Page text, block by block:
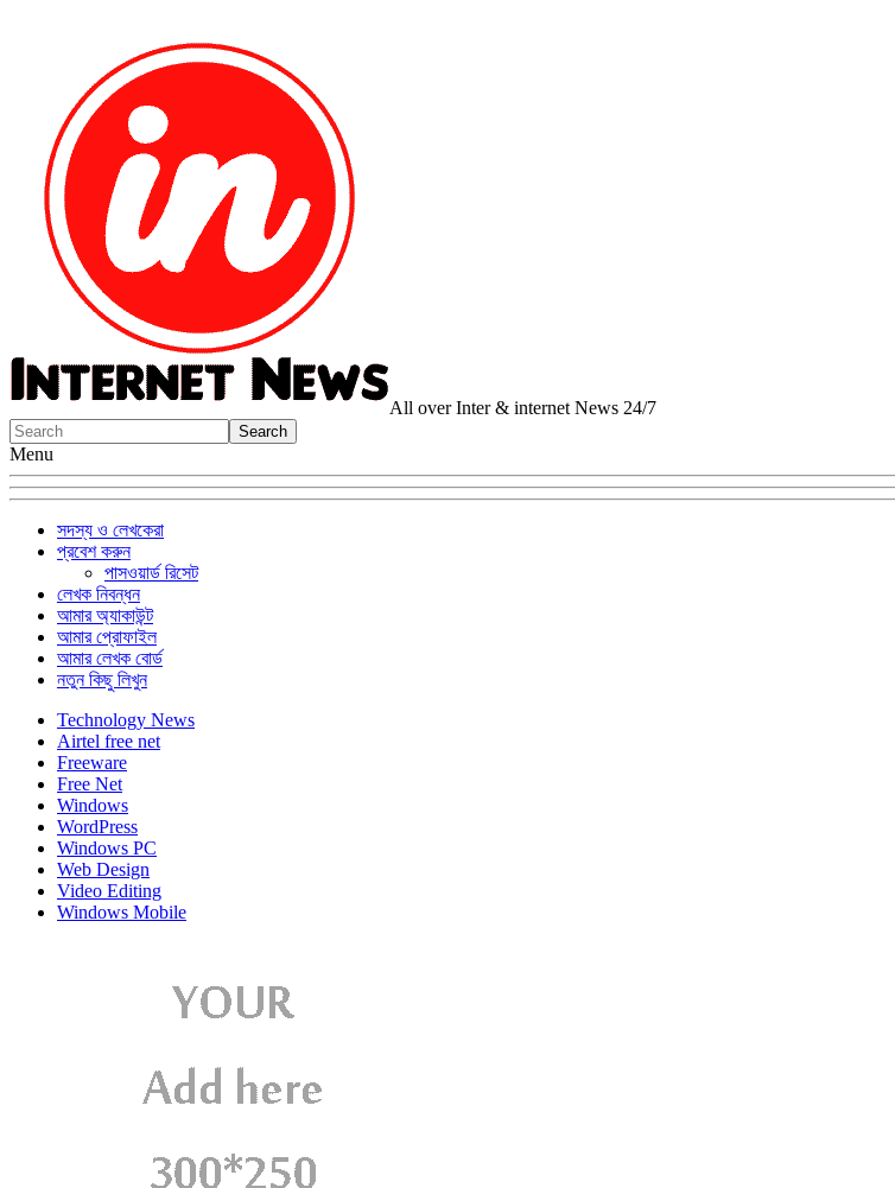
All over Inter & internet News 24/7
Menu
সদস্য ও লেখকেরা
প্রবেশ করুন
পাসওয়ার্ড রিসেট
লেখক নিবন্ধন
আমার অ্যাকাউন্ট
আমার প্রোফাইল
আমার লেখক বোর্ড
নতুন কিছু লিখুন
Technology News
Airtel free net
Freeware
Free Net
Windows
WordPress
Windows PC
Web Design
Video Editing
Windows Mobile